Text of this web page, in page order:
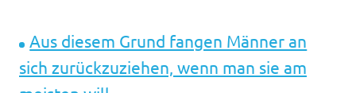
Aus diesem Grund fangen Männer an
sich zurückzuziehen, wenn man sie am